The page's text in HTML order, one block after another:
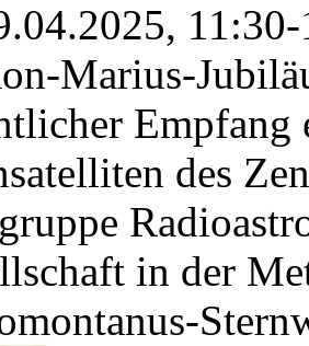
Marius-
Empfang
des
in der